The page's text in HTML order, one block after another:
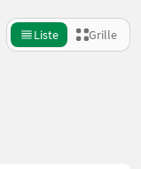
Liste Grille